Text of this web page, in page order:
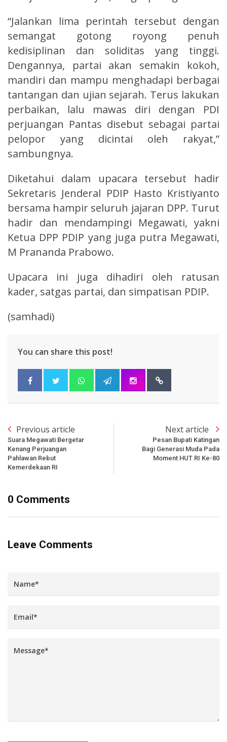
“Jalankan lima perintah tersebut dengan
semangat gotong royong penuh
kedisiplinan dan soliditas yang tinggi.
Dengannya, partai akan semakin kokoh,
mandiri dan mampu menghadapi berbagai
tantangan dan ujian sejarah. Terus lakukan
perbaikan, lalu mawas diri dengan PDI
perjuangan Pantas disebut sebagai partai
pelopor yang dicintai oleh rakyat,”
sambungnya.
Diketahui dalam upacara tersebut hadir
Sekretaris Jenderal PDIP Hasto Kristiyanto
bersama hampir seluruh jajaran DPP. Turut
hadir dan mendampingi Megawati, yakni
Ketua DPP PDIP yang juga putra Megawati,
M Prananda Prabowo.
Upacara ini juga dihadiri oleh ratusan
kader, satgas partai, dan simpatisan PDIP.
(samhadi)
You can share this post!
Previous article
Suara Megawati Bergetar
Kenang Perjuangan
Pahlawan Rebut
Kemerdekaan RI
Next article
Pesan Bupati Katingan
Bagi Generasi Muda Pada
Moment HUT RI Ke-80
0 Comments
Leave Comments